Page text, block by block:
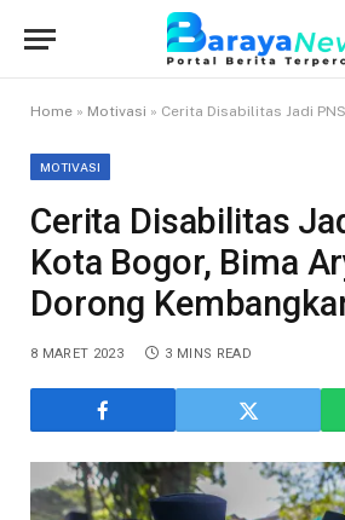
Home » Motivasi » Cerita Disabilitas Jadi PNS di Kota Bogor,
MOTIVASI
Cerita Disabilitas
Kota Bogor, Bima
Dorong
8 MARET 2023 3 MINS READ